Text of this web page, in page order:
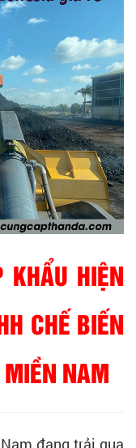
KHẨU HIỆN
CHẾ BIẾN
NAM
đang trải qua